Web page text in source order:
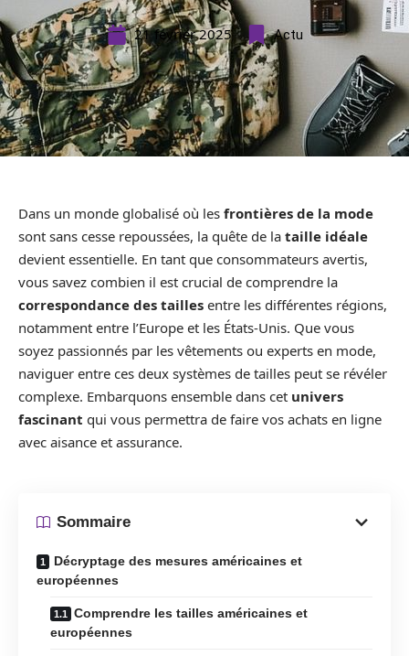
21 février 2025 Actu
Dans un monde globalisé où les frontières de la mode
sont sans cesse repoussées, la quête de la taille idéale
devient essentielle. En tant que consommateurs avertis,
vous savez combien il est crucial de comprendre la
correspondance des tailles entre les différentes régions,
notamment entre l’Europe et les États-Unis. Que vous
soyez passionnés par les vêtements ou experts en mode,
naviguer entre ces deux systèmes de tailles peut se révéler
complexe. Embarquons ensemble dans cet univers
fascinant qui vous permettra de faire vos achats en ligne
avec aisance et assurance.
Sommaire
Décryptage des mesures américaines et
européennes
Comprendre les tailles américaines et
européennes